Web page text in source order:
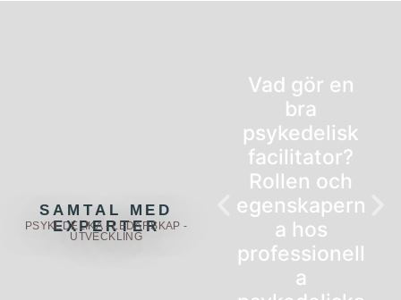
SAMTAL MED
EXPERTER
PSYKEDELIKA - LEDARSKAP -
UTVECKLING
Vad gör en
bra
psykedelisk
facilitator?
Rollen och
egenskapern
a hos
professionell
a